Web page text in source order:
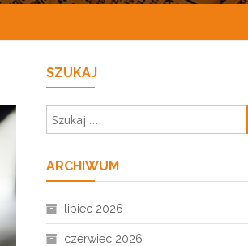
SZUKAJ
ARCHIWUM
lipiec 2026
czerwiec 2026